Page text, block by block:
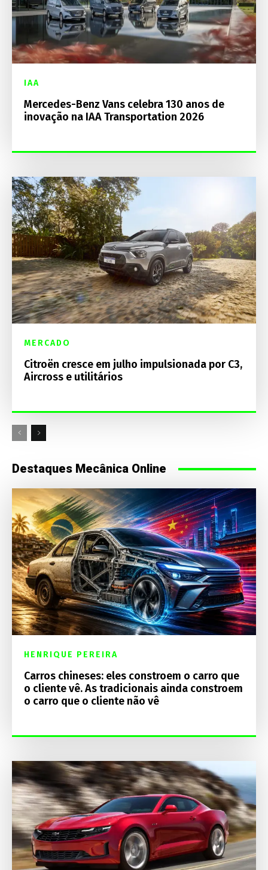
IAA
Mercedes-Benz Vans celebra 130 anos de
inovação na IAA Transportation 2026
MERCADO
Citroën cresce em julho impulsionada por C3,
Aircross e utilitários
Destaques Mecânica Online
HENRIQUE PEREIRA
Carros chineses: eles constroem o carro que
o cliente vê. As tradicionais ainda constroem
o carro que o cliente não vê